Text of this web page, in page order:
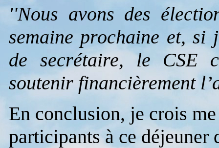
''Nous avons des
semaine prochaine et, si
de secrétaire, le CSE
soutenir financièrement
En conclusion, je crois
participants à ce déjeuner